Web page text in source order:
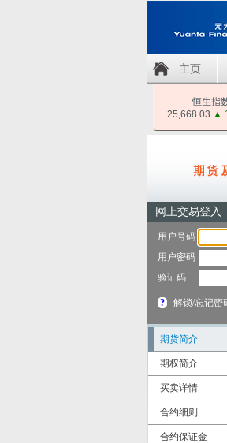
主页
恒生指
25,668.03 ▲
期货简介
期权简介
买卖详情
合约细则
合约保证金